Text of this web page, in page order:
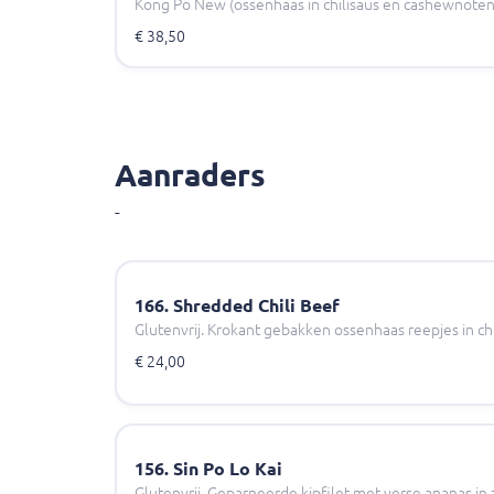
Kong Po New (ossenhaas in chilisaus en
€ 38,50
Aanraders
-
166. Shredded Chili Beef
Glutenvrij. Krokant gebakken ossenhaas reepjes in
€ 24,00
156. Sin Po Lo Kai